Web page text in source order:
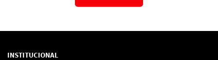
INSTITUCIONAL